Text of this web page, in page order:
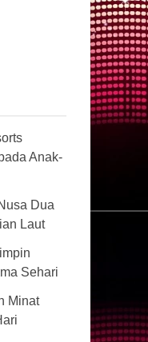
Anak-
Dua
Laut
Sehari
Minat